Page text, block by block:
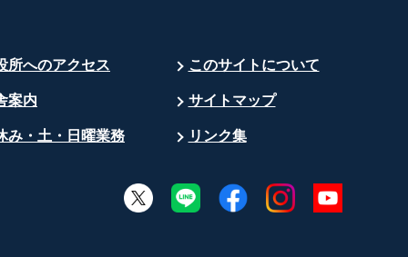
所へのアクセス このサイトについて
案内 サイトマップ
み・土・日曜業務 リンク集